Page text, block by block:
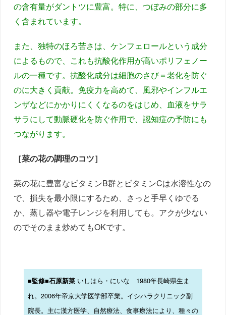
の含有量がダントツに豊富。特に、つぼみの部分に多
く含まれています。
また、独特のほろ苦さは、ケンフェロールという成分
によるもので、これも抗酸化作用が高いポリフェノー
ルの一種です。抗酸化成分は細胞のさび＝老化を防ぐ
のに大きく貢献。免疫力を高めて、風邪やインフルエ
ンザなどにかかりにくくなるのをはじめ、血液をサラ
サラにして動脈硬化を防ぐ作用で、認知症の予防にも
つながります。
［菜の花の調理のコツ］
菜の花に豊富なビタミンB群とビタミンCは水溶性なの
で、損失を最小限にするため、さっと手早くゆでる
か、蒸し器や電子レンジを利用しても。アクが少ない
のでそのまま炒めてもOKです。
■監修■石原新菜いしはら・にいな 1980年長崎県生ま
れ。2006年帝京大学医学部卒業。イシハラクリニック副
院長。主に漢方医学、自然療法、食事療法により、種々の